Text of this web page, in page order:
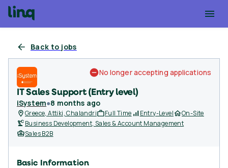
Back to jobs
IT Sales Support (Entry level)
iSystem●8 months ago
No longer accepting applications
Greece, Attiki, Chalandri Full Time Entry-Level
On-Site
Business Development, Sales & Account Management
Sales B2B
Basic Information